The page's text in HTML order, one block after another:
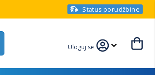
Status porudžbine
Uloguj se